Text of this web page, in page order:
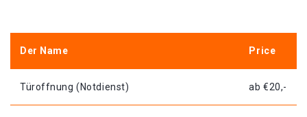
Der Name Price
Türoffnung (Notdienst) ab €20,-